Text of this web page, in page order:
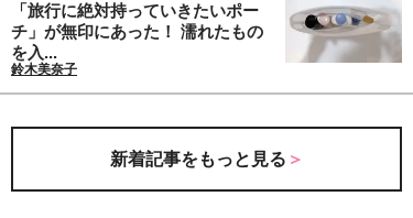
「旅行に絶対持っていきたいポー
チ」が無印にあった！ 濡れたもの
を入...
鈴木美奈子
新着記事をもっと見る